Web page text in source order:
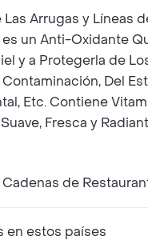
Arrugas y Líneas
un Anti-Oxidante
y a Protegerla de
Del
Etc. Contiene
Fresca y
de
en estos países